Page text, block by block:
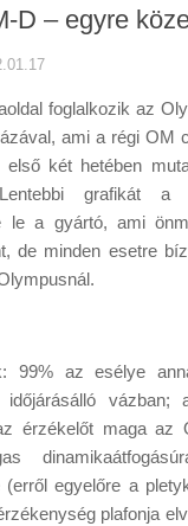
D – egyre
foglalkozik az
ami a régi OM
első két hetében
Lentebbi grafikát a
le a gyártó, ami
de minden esetre
99% az esélye
vázban;
érzékelőt maga az
(erről egyelőre a
plafonja